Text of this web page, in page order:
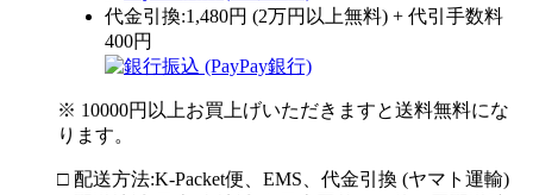
代金引換:1,480円 (2万円以上無料) + 代引手数料
400円
※ 10000円以上お買上げいただきますと送料無料にな
ります。
□ 配送方法:K-Packet便、EMS、代金引換 (ヤマト運輸)